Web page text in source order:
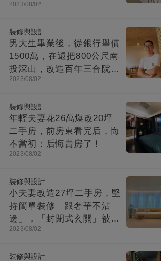
戚不吭聲了
2023/08/02
裝修與設計
男大生畢業後，從銀行舉債
1500萬，在還把800公尺南
投深山，改造百年三合院，
成「台灣最美民宿」!
2023/08/02
裝修與設計
年輕夫妻花26萬爆改20坪
二手房，前房東看完后，悔
不當初：后悔賣房了！
2023/08/02
裝修與設計
小夫妻改造27坪二手房，堅
持簡單裝修「跟奢華不沾
邊」，「封閉式玄關」被贊
爆：這就是夢想中的家！
2023/08/02
裝修與設計